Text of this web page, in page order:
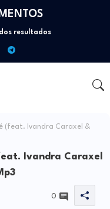
resultados
(feat. Ivandra Caraxel &
Ivandra Caraxel
0